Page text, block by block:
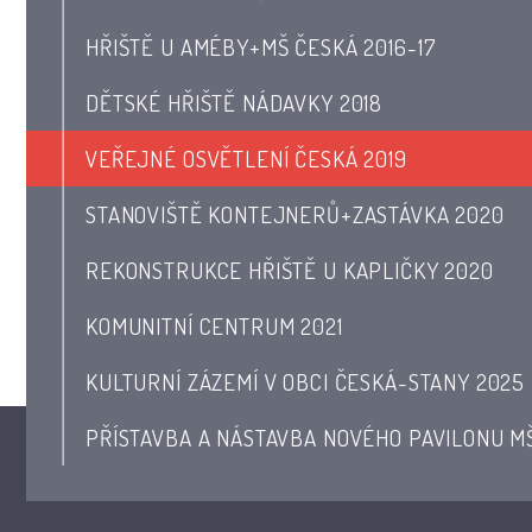
HŘIŠTĚ U AMÉBY+MŠ ČESKÁ 2016-17
DĚTSKÉ HŘIŠTĚ NÁDAVKY 2018
VEŘEJNÉ OSVĚTLENÍ ČESKÁ 2019
STANOVIŠTĚ KONTEJNERŮ+ZASTÁVKA 2020
REKONSTRUKCE HŘIŠTĚ U KAPLIČKY 2020
KOMUNITNÍ CENTRUM 2021
KULTURNÍ ZÁZEMÍ V OBCI ČESKÁ-STANY 2025
PŘÍSTAVBA A NÁSTAVBA NOVÉHO PAVILONU